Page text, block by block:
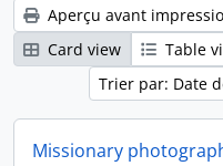
Aperçu avant
Card view
Table
Trier par: Date
Missionary